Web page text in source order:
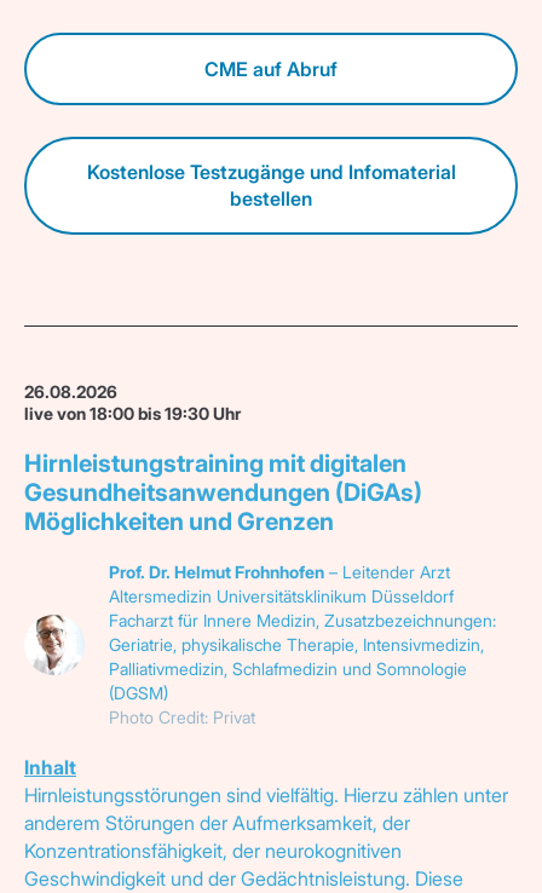
CME auf Abruf
Kostenlose Testzugänge und Infomaterial
bestellen
26.08.2026
live von 18:00 bis 19:30 Uhr
Hirnleistungstraining mit digitalen
Gesundheitsanwendungen (DiGAs)
Möglichkeiten und Grenzen
Prof. Dr. Helmut Frohnhofen – Leitender Arzt
Altersmedizin Universitätsklinikum Düsseldorf
Facharzt für Innere Medizin, Zusatzbezeichnungen:
Geriatrie, physikalische Therapie, Intensivmedizin,
Palliativmedizin, Schlafmedizin und Somnologie
(DGSM)
Photo Credit: Privat
Inhalt
Hirnleistungsstörungen sind vielfältig. Hierzu zählen unter
anderem Störungen der Aufmerksamkeit, der
Konzentrationsfähigkeit, der neurokognitiven
Geschwindigkeit und der Gedächtnisleistung. Diese